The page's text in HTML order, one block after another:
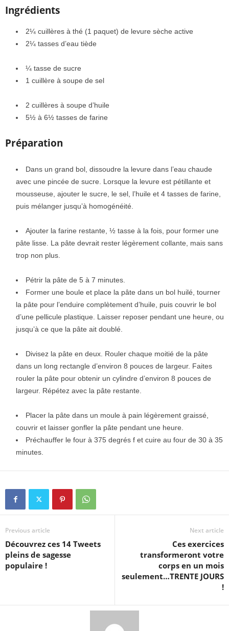
Ingrédients
2¼ cuillères à thé (1 paquet) de levure sèche active
2¼ tasses d’eau tiède
¼ tasse de sucre
1 cuillère à soupe de sel
2 cuillères à soupe d’huile
5½ à 6½ tasses de farine
Préparation
Dans un grand bol, dissoudre la levure dans l’eau chaude
avec une pincée de sucre. Lorsque la levure est pétillante et
mousseuse, ajouter le sucre, le sel, l’huile et 4 tasses de farine,
puis mélanger jusqu’à homogénéité.
Ajouter la farine restante, ½ tasse à la fois, pour former une
pâte lisse. La pâte devrait rester légèrement collante, mais sans
trop non plus.
Pétrir la pâte de 5 à 7 minutes.
Former une boule et place la pâte dans un bol huilé, tourner
la pâte pour l’enduire complètement d’huile, puis couvrir le bol
d’une pellicule plastique. Laisser reposer pendant une heure, ou
jusqu’à ce que la pâte ait doublé.
Divisez la pâte en deux. Rouler chaque moitié de la pâte
dans un long rectangle d’environ 8 pouces de largeur. Faites
rouler la pâte pour obtenir un cylindre d’environ 8 pouces de
largeur. Répétez avec la pâte restante.
Placer la pâte dans un moule à pain légèrement graissé,
couvrir et laisser gonfler la pâte pendant une heure.
Préchauffer le four à 375 degrés f et cuire au four de 30 à 35
minutes.
Previous article
Découvrez ces 14 Tweets
pleins de sagesse
populaire !
Next article
Ces exercices
transformeront votre
corps en un mois
seulement…TRENTE JOURS
!